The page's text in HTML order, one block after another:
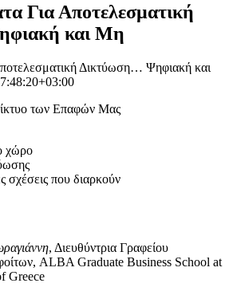
Για Αποτελεσματική
και Μη
Δικτύωση… Ψηφιακή και
των Επαφών Μας
χώρο
σχέσεις που διαρκούν
, Διευθύντρια Γραφείου
ALBA Graduate Business School at
Greece